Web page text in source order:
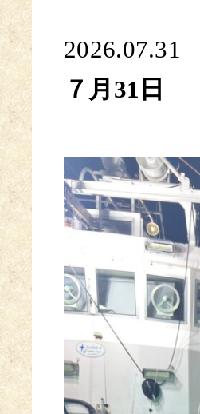
2026.07.31
７月31日